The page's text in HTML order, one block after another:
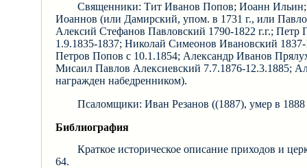
Священники: Тит Иванов Попов; Иоанн Ильин;
Иоаннов (или Дамирский, упом. в 1731 г., или
Алексий Стефанов Павловский 1790-1822 г.г.;
1.9.1835-1837; Николай Симеонов Ивановский
Петров Попов с 10.1.1854; Александр Иванов
Мисаил Павлов Алексиевский 7.7.1876-12.3.1885;
награжден набедренником).
Псаломщики: Иван Резанов ((1887), умер в 1888
Библиография
Краткое историческое описание приходов и
64.